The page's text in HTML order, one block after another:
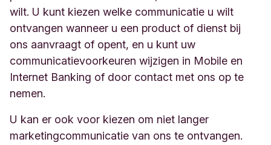
wilt. U kunt kiezen welke communicatie u wilt
ontvangen wanneer u een product of dienst bij
ons aanvraagt of opent, en u kunt uw
communicatievoorkeuren wijzigen in Mobile en
Internet Banking of door contact met ons op te
nemen.
U kan er ook voor kiezen om niet langer
marketingcommunicatie van ons te ontvangen.